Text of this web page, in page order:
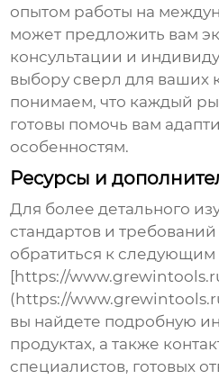
опытом работы на
может предложить вам
консультации и
выбору сверл для ваших
понимаем, что каждый
готовы помочь вам
особенностям.
Ресурсы и
Для более детального
стандартов и
обратиться к следующим
[https://
(https://
вы найдете подробную
продуктах, а также
специалистов, готовых